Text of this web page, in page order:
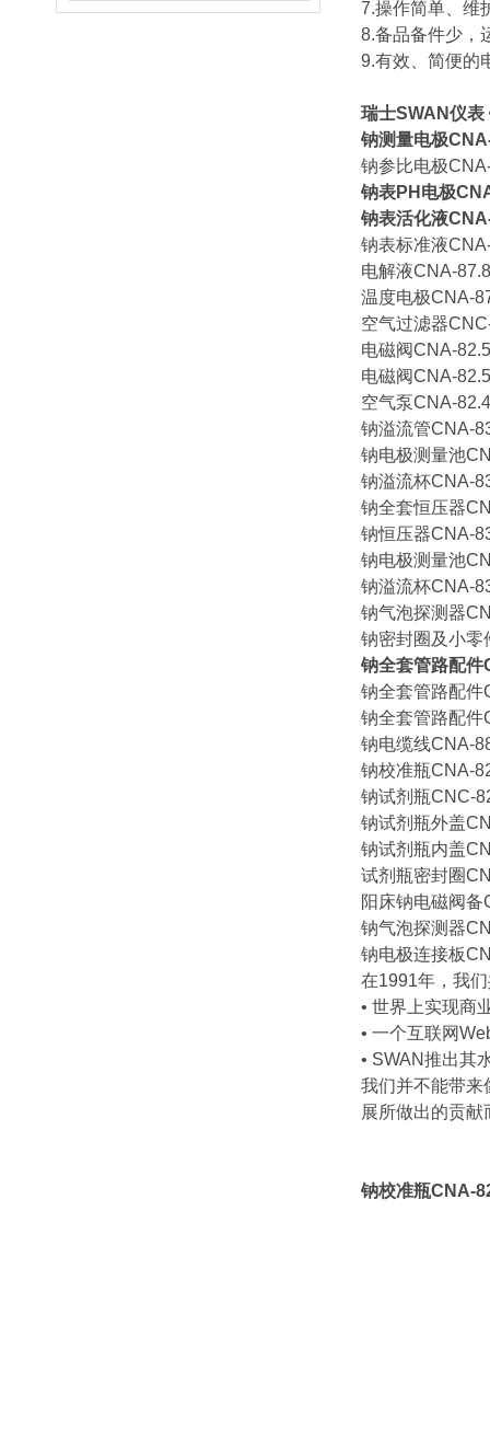
7.操作简单、维
8.备品备件少，
9.有效、简便的
瑞士SWAN仪表
钠测量电极
钠参比电极
钠表PH电极
钠表活化液
钠表标准液
电解液CNA-
温度电极CNA-
空气过滤器
电磁阀CNA-
电磁阀CNA-
空气泵CNA-
钠溢流管CNA-
钠电极测量池
钠溢流杯CNA-
钠全套恒压器
钠恒压器CNA-
钠电极测量池
钠溢流杯CNA-
钠气泡探测器
钠密封圈及小零
钠全套管路配
钠全套管路配件
钠全套管路配件
钠电缆线CNA-
钠校准瓶CNA-
钠试剂瓶CNC-
钠试剂瓶外盖
钠试剂瓶内盖
试剂瓶密封圈
阳床钠电磁阀
钠气泡探测器
钠电极连接板
在1991年，我
• 世界上实现商
• 一个互联网
• SWAN推出其
我们并不能带来
展所做出的贡
钠校准瓶CNA-